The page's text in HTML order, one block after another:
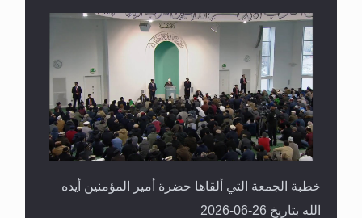
خطبة الجمعة التي ألقاها حضرة أمير المؤمنين أيده
الله بتاريخ 26-06-2026